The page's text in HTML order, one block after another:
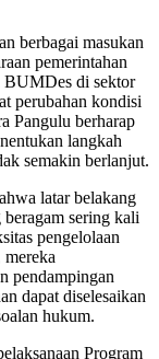
berbagai masukan
pemerintahan
BUMDes di sektor
perubahan kondisi
Pangulu berharap
langkah
semakin berlanjut.
latar belakang
beragam sering kali
pengelolaan
mereka
pendampingan
dapat diselesaikan
hukum.
Program